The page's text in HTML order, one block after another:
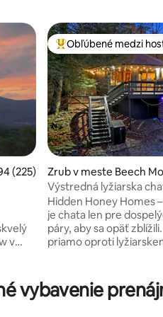
ohodnotenie 4,94 z 5,
(225)
v
Najobľúbenejšie
Obľúbené medzi
Zrub v meste Beech
in
Výstredná lyžiarska
dospelých | Tematické
Hidden Honey Homes
je chata len pre
páry, aby sa opäť
priamo oproti
golfu, pivovarov,
miestnych obchodov.
vybavenie